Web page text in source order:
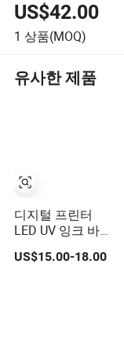
US$42.00
1 상품(MOQ)
유사한 제품
디지털 프린터
LED UV 잉크 바니
시 경화 잉크 EPS
Dx5 Dx7 Tx800
US$15.00-18.00